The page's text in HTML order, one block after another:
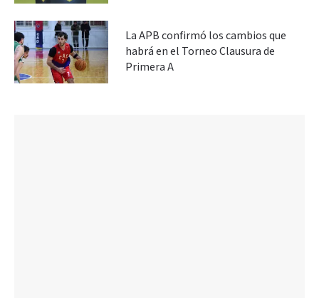
La APB confirmó los cambios que
habrá en el Torneo Clausura de
Primera A